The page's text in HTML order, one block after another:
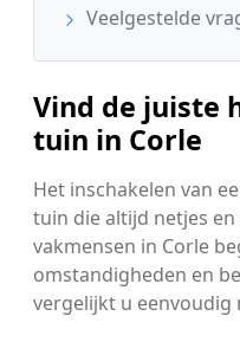
Veelgestelde
Vind de juiste
tuin in Corle
Het inschakelen van
tuin die altijd netjes
vakmensen in Corle
omstandigheden en
vergelijkt u eenvoudig